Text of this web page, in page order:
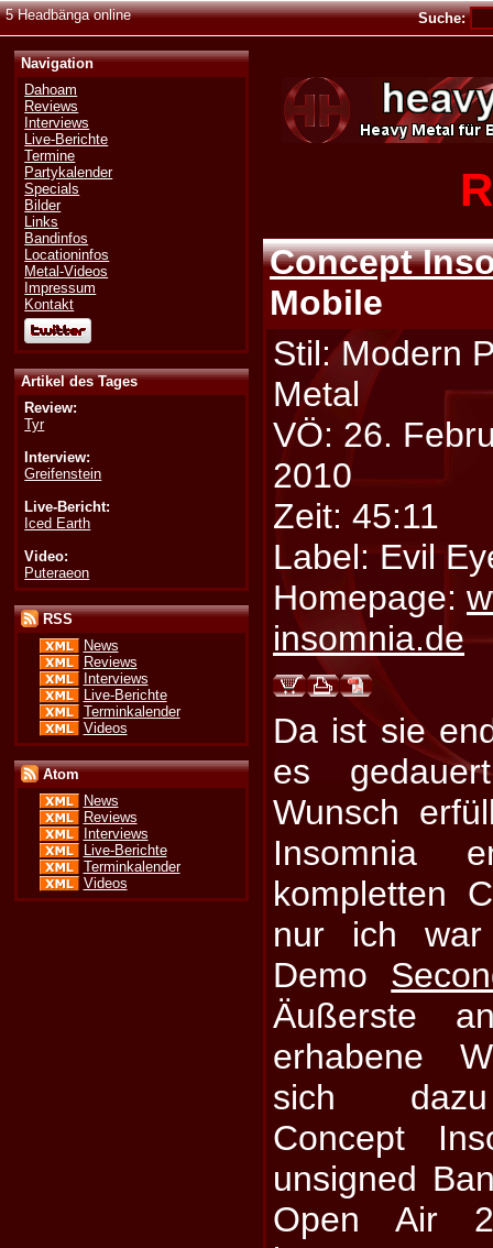
5 Headbänga online Suche:
Navigation
Dahoam
Reviews
Interviews
Live-Berichte
Termine
Partykalender
Specials
Bilder
Links
Bandinfos
Locationinfos
Metal-Videos
Impressum
Kontakt
Artikel des Tages
Review:
Tyr
Interview:
Greifenstein
Live-Bericht:
Iced Earth
Video:
Puteraeon
RSS
News
Reviews
Interviews
Live-Berichte
Terminkalender
Videos
Atom
News
Reviews
Interviews
Live-Berichte
Terminkalender
Videos
Concept
Mobile
Stil: Modern
Metal
VÖ: 26.
2010
Zeit: 45:11
Label: Evil
Homepage:
insomnia.de
Da ist sie
es
Wunsch
Insomnia
kompletten
nur ich
Demo
Äußerste
erhabene
sich dazu
Concept
unsigned
Open Air